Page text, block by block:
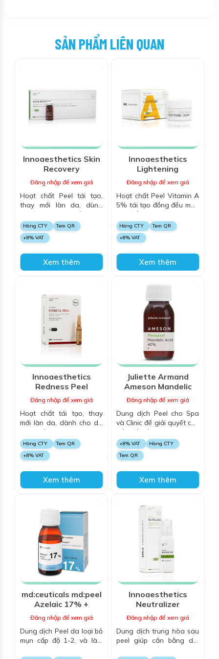
SẢN PHẨM LIÊN QUAN
Innoaesthetics Skin
Recovery
Đăng nhập để xem giá
Hoạt chất Peel tái tạo,
thay mới làn da, dùng
cho mụn bọc, mủ sưng
viêm, giúp thu nhỏ lỗ chân
lông, trắng sáng, trẻ hóa
da
Hàng CTY
Tem QR
+8% VAT
Xem thêm
Innoaesthetics
Lightening
Đăng nhập để xem giá
Hoạt chất Peel Vitamin A
5% tái tạo đồng đều màu
da, điều trị mụn bã, thâm
sau mụn
Hàng CTY
Tem QR
+8% VAT
Xem thêm
Innoaesthetics
Redness Peel
Đăng nhập để xem giá
Hoạt chất tái tạo, thay
mới làn da, dành cho da
nhạy cảm, da giãn mao
mạch và da mẫn đỏ do
corticoid, da bị trứng cá
đỏ
Hàng CTY
Tem QR
+8% VAT
Xem thêm
Juliette Armand
Ameson Mandelic
Acid 40%
Đăng nhập để xem giá
Dung dịch Peel cho Spa
và Clinic để giải quyết các
vấn đề về da mụn, thâm
và các dấu hiệu lão hoá,
căng bóng bề mặt, sáng
da
+8% VAT
Hàng CTY
Tem QR
Xem thêm
md:ceuticals md:peel
Azelaic 17% +
Salicylic 20%
Đăng nhập để xem giá
Dung dịch Peel da loại bỏ
mụn cấp độ 1-2, và làm
sáng da, với Azelaic Acid
Innoaesthetics
Neutralizer
Đăng nhập để xem giá
Dung dịch trung hòa sau
peel giúp cân bằng da,
làm dịu da tức thì sau khi